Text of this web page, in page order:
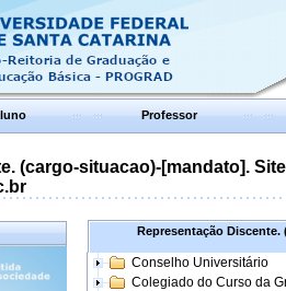
Professor
(cargo-situacao)-[mandato].
Representação Discente.
Conselho Universitário
Colegiado do Curso da